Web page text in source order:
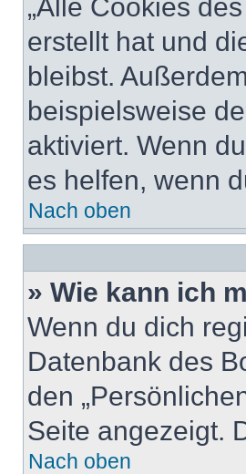
„Alle Cookies
erstellt hat und
bleibst.
beispielsweise
aktiviert. Wenn
es helfen, wenn
Nach oben
» Wie kann ich
Wenn du dich
Datenbank des
den
Seite angezeigt.
Nach oben